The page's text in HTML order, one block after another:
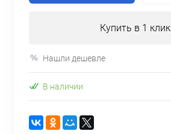
Купить в 1 клик
Нашли дешевле
В наличии